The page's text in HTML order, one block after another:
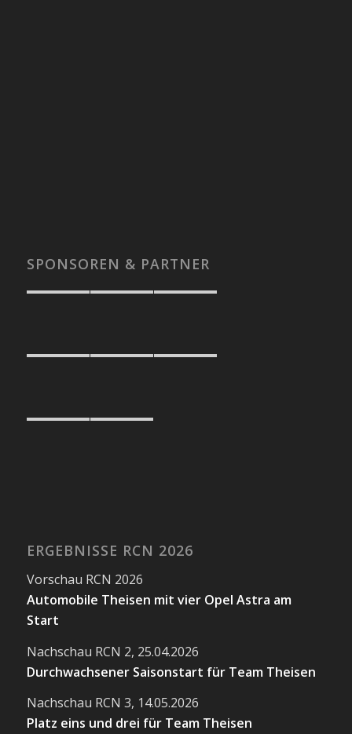
SPONSOREN & PARTNER
ERGEBNISSE RCN 2026
Vorschau RCN 2026
Automobile Theisen mit vier Opel Astra am
Start
Nachschau RCN 2, 25.04.2026
Durchwachsener Saisonstart für Team Theisen
Nachschau RCN 3, 14.05.2026
Platz eins und drei für Team Theisen